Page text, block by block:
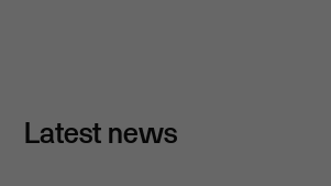
Latest news